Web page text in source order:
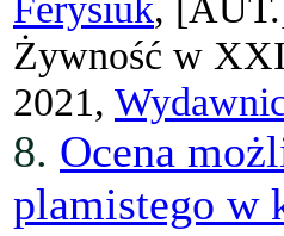
Żywność w
2021,
8. Ocena
plamistego w